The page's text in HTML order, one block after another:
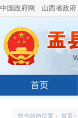
中国政府网 山西省政府
首页
您当前的位置： 首页>